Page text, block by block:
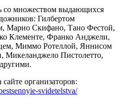
со множеством выдающихся
Гилбертом
Марио Скифано, Тано Фестой,
Клементе, Франко Анджели,
Миммо Ротеллой, Яннисом
Микеланджело Пистолетто,
организаторов:
svidetelstva/